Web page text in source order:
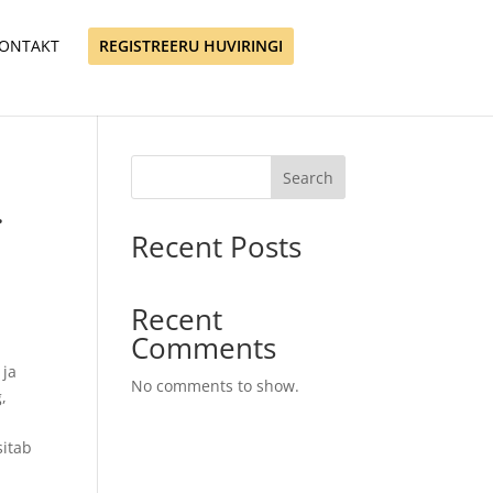
REGISTREERU HUVIRINGI
Search
Recent Posts
Recent
Comments
No comments to show.